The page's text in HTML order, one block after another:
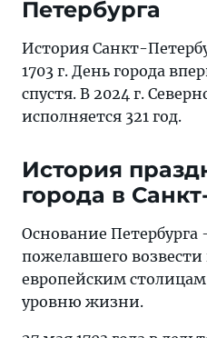
Петербурга
История Санкт-
1703 г. День города
спустя. В 2024 г.
исполняется 321 год.
История
города в
Основание
пожелавшего
европейским
уровню жизни.